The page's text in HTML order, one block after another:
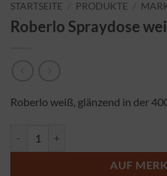
STARTSEITE PRODUKTE
Roberlo Spraydose
Roberlo weiß, glänzend in der
AUF